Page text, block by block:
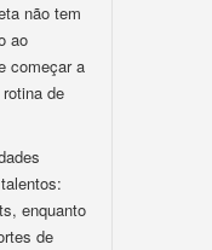
não tem
ao
começar a
de
enquanto
de